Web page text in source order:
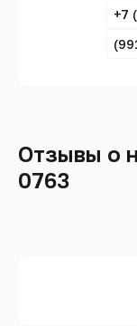
+7
Отзывы о
0763